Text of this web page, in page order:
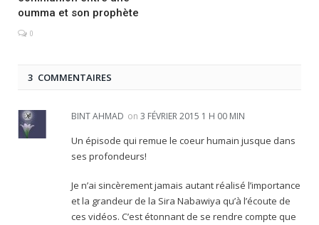
oumma et son prophète
0
3 COMMENTAIRES
BINT AHMAD on 3 FÉVRIER 2015 1 H 00 MIN
Un épisode qui remue le coeur humain jusque dans
ses profondeurs!
Je n’ai sincèrement jamais autant réalisé l’importance
et la grandeur de la Sira Nabawiya qu’à l’écoute de
ces vidéos. C’est étonnant de se rendre compte que